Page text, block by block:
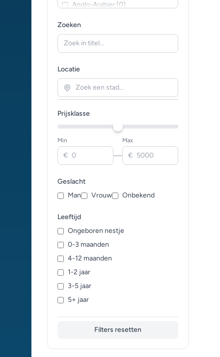
Anglo-Arabier (0)
Arabisch paard (0)
Ardenner (0)
Beierse Warmbloed (0)
Belgisch Warmbloed (0)
Brits Warmbloed (0)
Cleveland Bay (0)
Clydesdale (0)
Fries Paard (0)
Haflinger (0)
Hannoveraan (0)
Lipizaner (0)
Zoeken
Locatie
Prijsklasse
Min
€ —
Max
€
Geslacht
Man
Vrouw Onbekend
Leeftijd
Ongeboren nestje
0-3 maanden
4-12 maanden
1-2 jaar
3-5 jaar
5+ jaar
Filters resetten